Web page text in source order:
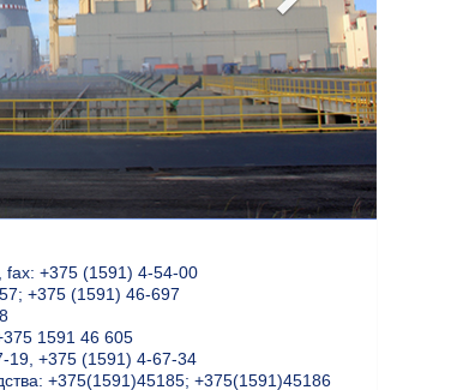
+375 (1591) 4-54-00
+375 (1591) 46-697
1591 46 605
19, +375 (1591) 4-67-34
+375(1591)45185; +375(1591)45186